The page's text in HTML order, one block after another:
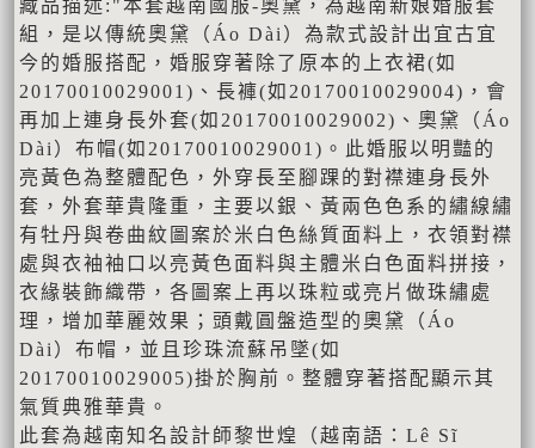
藏品描述:"本套越南國服-奧黛，為越南新娘婚服套
組，是以傳統奧黛（Áo Dài）為款式設計出宜古宜
今的婚服搭配，婚服穿著除了原本的上衣裙(如
20170010029001)、長褲(如20170010029004)，會
再加上連身長外套(如20170010029002)、奧黛（Áo
Dài）布帽(如20170010029001)。此婚服以明豔的
亮黃色為整體配色，外穿長至腳踝的對襟連身長外
套，外套華貴隆重，主要以銀、黃兩色色系的繡線繡
有牡丹與卷曲紋圖案於米白色絲質面料上，衣領對襟
處與衣袖袖口以亮黃色面料與主體米白色面料拼接，
衣緣裝飾織帶，各圖案上再以珠粒或亮片做珠繡處
理，增加華麗效果；頭戴圓盤造型的奧黛（Áo
Dài）布帽，並且珍珠流蘇吊墜(如
20170010029005)掛於胸前。整體穿著搭配顯示其
氣質典雅華貴。
此套為越南知名設計師黎世煌（越南語：Lê Sĩ